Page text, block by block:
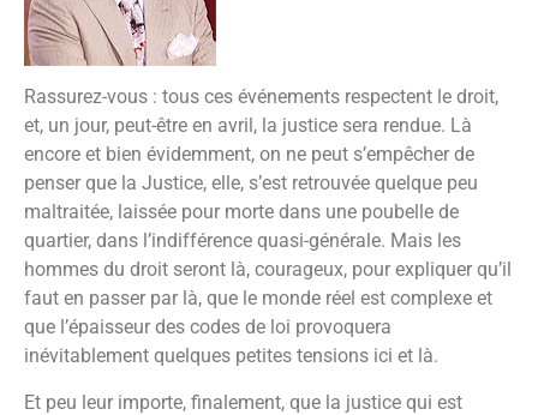
Rassurez-vous : tous ces événements respectent le droit,
et, un jour, peut-être en avril, la justice sera rendue. Là
encore et bien évidemment, on ne peut s’empêcher de
penser que la Justice, elle, s’est retrouvée quelque peu
maltraitée, laissée pour morte dans une poubelle de
quartier, dans l’indifférence quasi-générale. Mais les
hommes du droit seront là, courageux, pour expliquer qu’il
faut en passer par là, que le monde réel est complexe et
que l’épaisseur des codes de loi provoquera
inévitablement quelques petites tensions ici et là.
Et peu leur importe, finalement, que la justice qui est